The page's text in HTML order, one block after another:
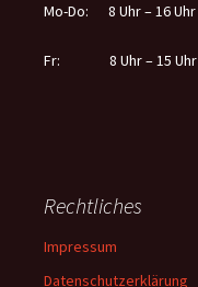
Mo-Do: 8 Uhr – 16 Uhr
Fr: 8 Uhr – 15 Uhr
Rechtliches
Impressum
Datenschutzerklärung